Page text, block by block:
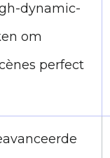
dynamic-
om
perfect